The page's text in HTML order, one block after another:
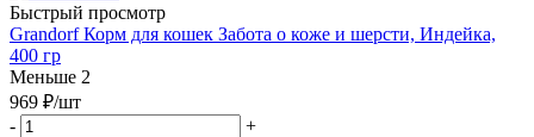
Быстрый просмотр
Grandorf Корм для кошек Забота о коже и шерсти, Индейка,
400 гр
Меньше 2
969 ₽/шт
-
+